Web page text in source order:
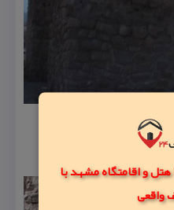
🎁 امکان رزرو بیش از 1000 هتل و اقامتگاه مشهد با